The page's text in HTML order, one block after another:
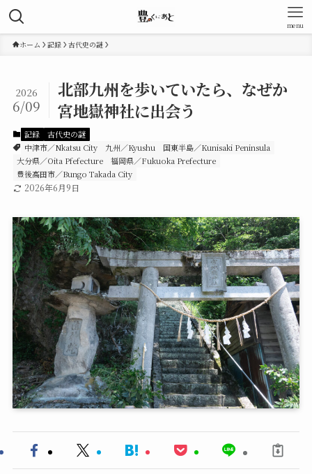
menu
ホーム 記録 古代史の謎
北部九州を歩いていたら、なぜか
宮地嶽神社に出会う
2026
6/09
記録
古代史の謎
中津市／Nkatsu City
九州／Kyushu
国東半島／Kunisaki Peninsula
大分県／Oita Pfefecture
福岡県／Fukuoka Prefecture
豊後高田市／Bungo Takada City
2026年6月9日